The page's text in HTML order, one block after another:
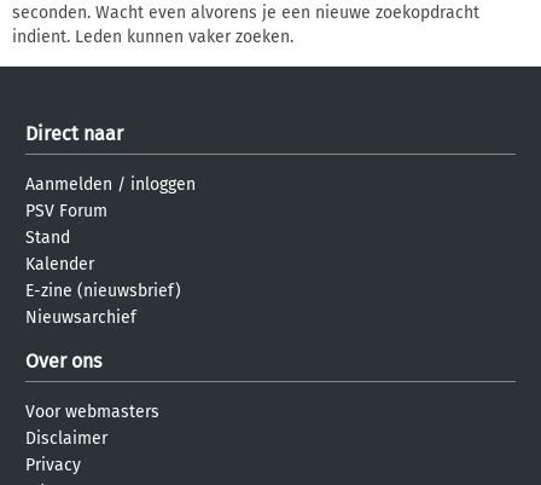
seconden. Wacht even alvorens je een nieuwe zoekopdracht
indient. Leden kunnen vaker zoeken.
Direct naar
Aanmelden / inloggen
PSV Forum
Stand
Kalender
E-zine (nieuwsbrief)
Nieuwsarchief
Over ons
Voor webmasters
Disclaimer
Privacy